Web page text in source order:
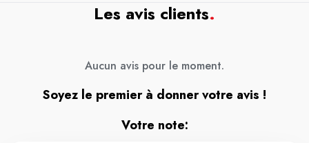
Les avis clients.
Aucun avis pour le moment.
Soyez le premier à donner votre avis !
Votre note: